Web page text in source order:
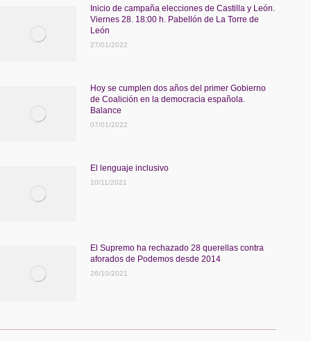
Inicio de campaña elecciones de Castilla y León.
Viernes 28. 18:00 h. Pabellón de La Torre de
León
27/01/2022
Hoy se cumplen dos años del primer Gobierno
de Coalición en la democracia española.
Balance
07/01/2022
El lenguaje inclusivo
10/11/2021
El Supremo ha rechazado 28 querellas contra
aforados de Podemos desde 2014
26/10/2021